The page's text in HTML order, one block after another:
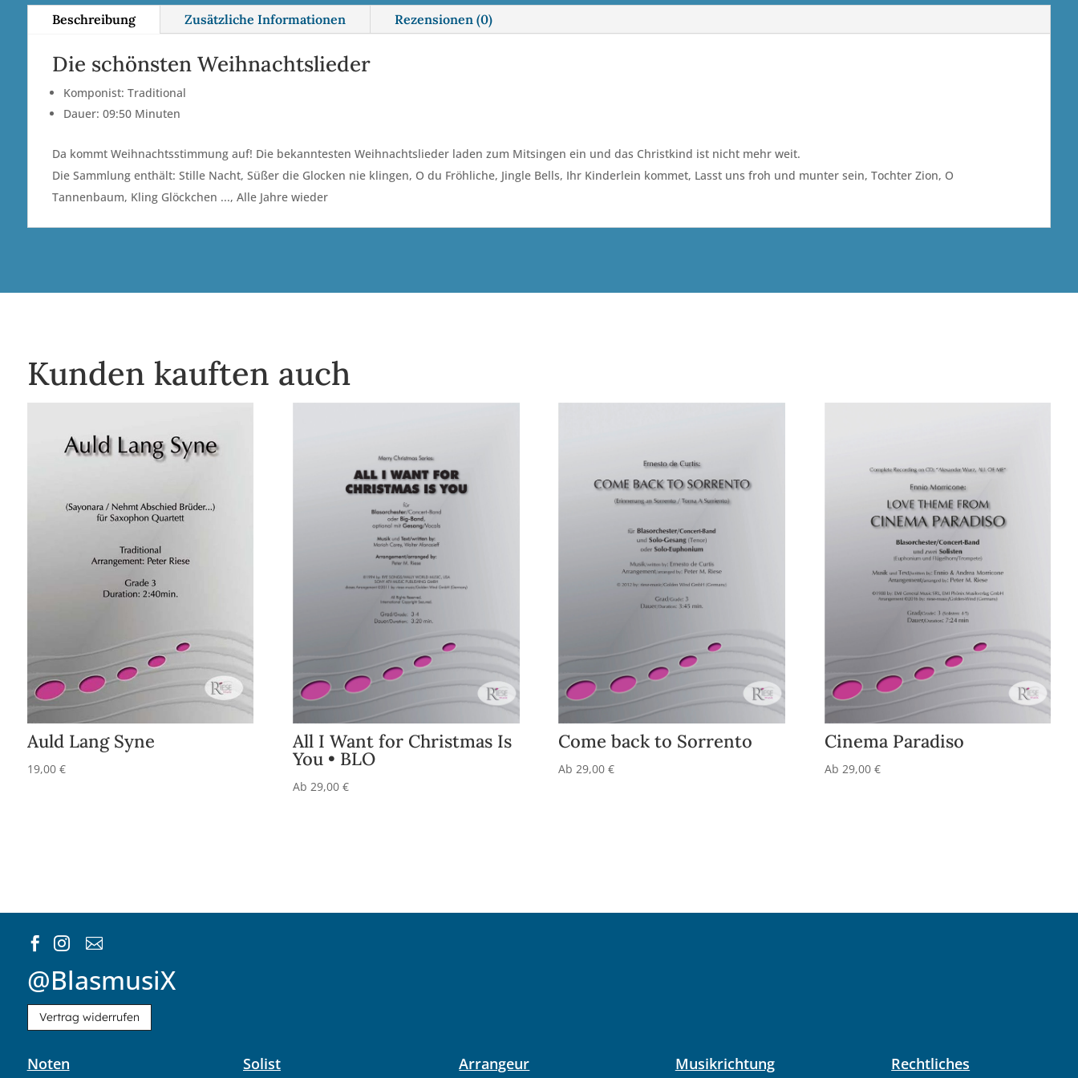
i
Beschreibung Zusätzliche Informationen Rezensionen (0)
Die schönsten Weihnachtslieder
Komponist: Traditional
Dauer: 09:50 Minuten
Da kommt Weihnachtsstimmung auf! Die bekanntesten Weihnachtslieder laden zum Mitsingen ein und das Christkind ist nicht mehr weit.
Die Sammlung enthält: Stille Nacht, Süßer die Glocken nie klingen, O du Fröhliche, Jingle Bells, Ihr Kinderlein kommet, Lasst uns froh und munter sein, Tochter Zion, O
Tannenbaum, Kling Glöckchen ..., Alle Jahre wieder
Kunden kauften auch
Auld Lang Syne
19,00 €
All I Want for Christmas Is
You • BLO
Ab 29,00 €
Come back to Sorrento
Ab 29,00€
Cinema Paradiso
Ab 29,00 €
  
@BlasmusiX
Vertrag widerrufen
Noten Solist Arrangeur Musikrichtung Rechtliches